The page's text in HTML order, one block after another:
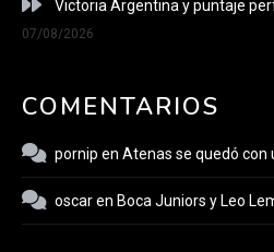
Victoria Argentina y puntaje
07/08/2026
COMENTARIOS
pornip en Atenas se quedó con
oscaren Boca Juniors y Leo